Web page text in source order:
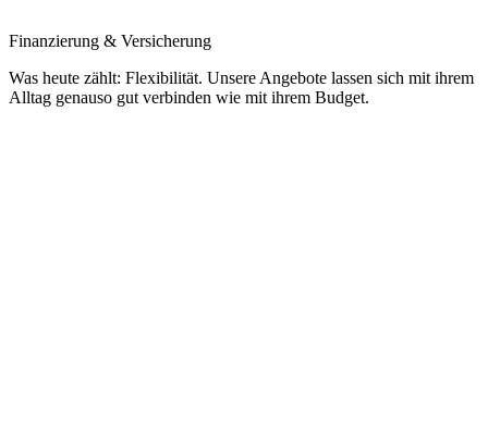
Finanzierung & Versicherung
Was heute zählt: Flexibilität. Unsere Angebote lassen sich mit ihrem
Alltag genauso gut verbinden wie mit ihrem Budget.